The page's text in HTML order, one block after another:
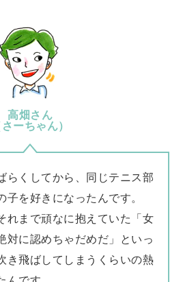
高畑さん
さーちゃん）
らくしてから、同じテニス部
子を好きになったんです。
れまで頑なに抱えていた「女
対に認めちゃだめだ」といっ
き飛ばしてしまうくらいの熱